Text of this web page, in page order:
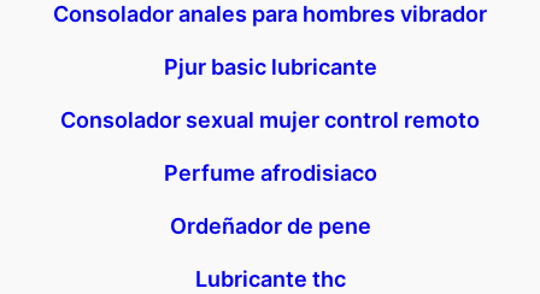
Consolador anales para hombres vibrador
Pjur basic lubricante
Consolador sexual mujer control remoto
Perfume afrodisiaco
Ordeñador de pene
Lubricante thc